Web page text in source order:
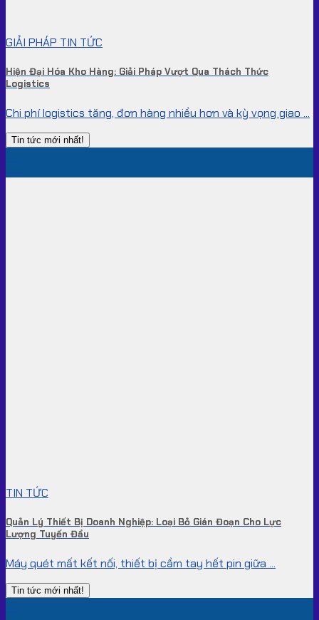
GIẢI PHÁP TIN TỨC
Hiện Đại Hóa Kho Hàng: Giải Pháp Vượt Qua Thách Thức
Logistics
Chi phí logistics tăng, đơn hàng nhiều hơn và kỳ vọng giao ...
Tin tức mới nhất!
TIN TỨC
Quản Lý Thiết Bị Doanh Nghiệp: Loại Bỏ Gián Đoạn Cho Lực
Lượng Tuyến Đầu
Máy quét mất kết nối, thiết bị cầm tay hết pin giữa ...
Tin tức mới nhất!